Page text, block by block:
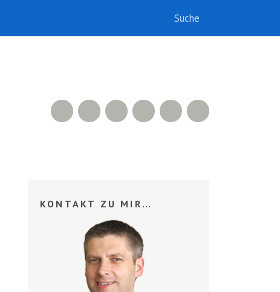
Facebook
500px
LinkedIn
Xing
RSS Feed
KONTAKT ZU MIR…